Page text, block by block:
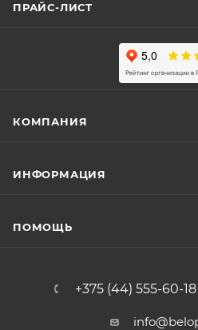
ПРАЙС-ЛИСТ
КОМПАНИЯ
ИНФОРМАЦИЯ
ПОМОЩЬ
+375 (44) 555-60-18